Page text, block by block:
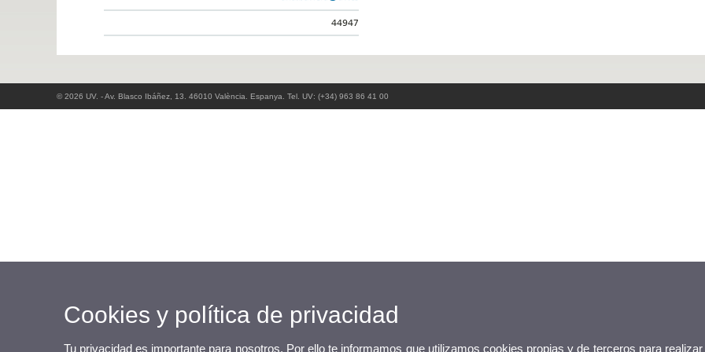
44947
© 2026 UV. - Av. Blasco Ibáñez, 13. 46010 València. Espanya. Tel. UV: (+34) 963 86 41 00
Cookies y política de privacidad
Tu privacidad es importante para nosotros. Por ello te informamos que utilizamos cookies propias y de terceros para realizar